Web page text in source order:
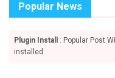
Popular News
Plugin Install
: Popular Post
installed